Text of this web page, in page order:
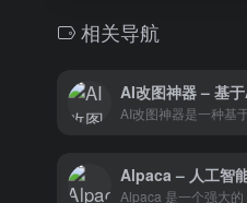
相关导航
Alpaca – 人工智